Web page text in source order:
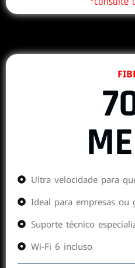
Ultra velocidade para
Ideal para empresas ou
Suporte técnico
Wi-Fi 6 incluso